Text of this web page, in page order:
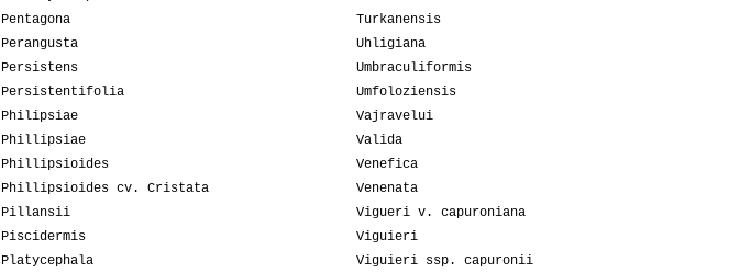
Pentagona
Perangusta
Persistens
Persistentifolia
Philipsiae
Phillipsiae
Phillipsioides
Phillipsioides cv. Cristata
Pillansii
Piscidermis
Platycephala
Turkanensis
Uhligiana
Umbraculiformis
Umfoloziensis
Vajravelui
Valida
Venefica
Venenata
Vigueri v. capuroniana
Viguieri
Viguieri ssp. capuronii